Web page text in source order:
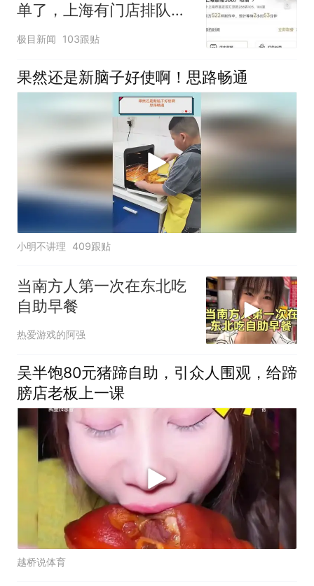
单了，上海有门店排队超
500杯，店员：今天奶茶
时
极目新闻 103跟贴
果然还是新脑子好使啊！思路畅通
小明不讲理 409跟贴
当南方人第一次在东北吃
自助早餐
热爱游戏的阿强
吴半饱80元猪蹄自助，引众人围观，给蹄
膀店老板上一课
越桥说体育